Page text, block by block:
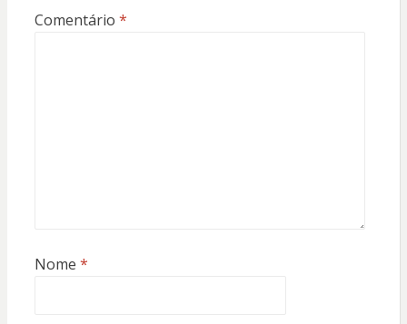
Comentário *
Nome *